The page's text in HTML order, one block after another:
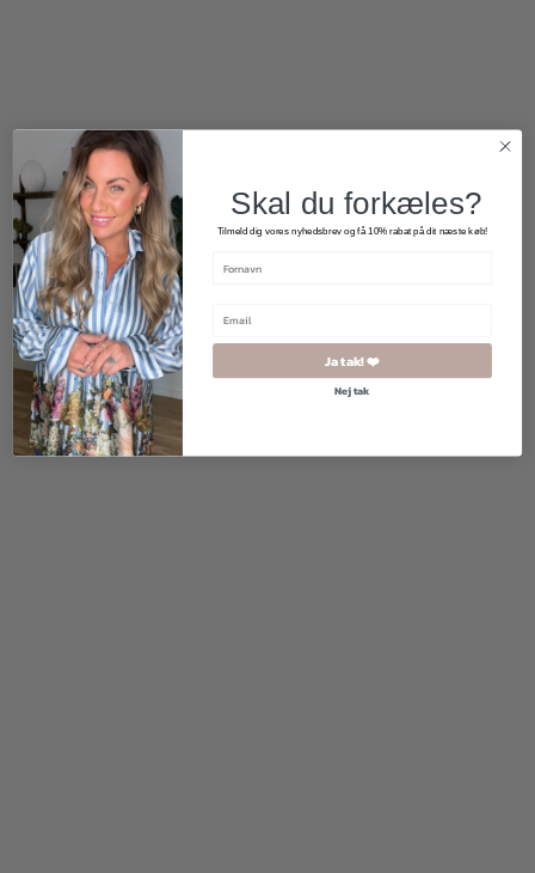
Skal du forkæles?
Tilmeld dig vores nyhedsbrev og få 10% rabat på dit næste køb!
Ja tak! ❤️
Nej tak